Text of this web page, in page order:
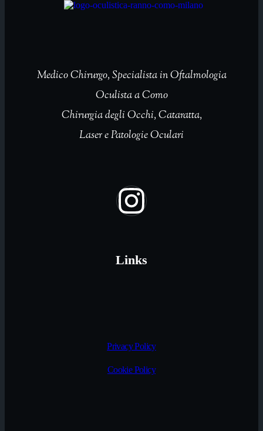
Medico Chirurgo, Specialista in Oftalmologia
Oculista a Como
Chirurgia degli Occhi, Cataratta,
Laser e Patologie Oculari
Links
Privacy Policy
Cookie Policy